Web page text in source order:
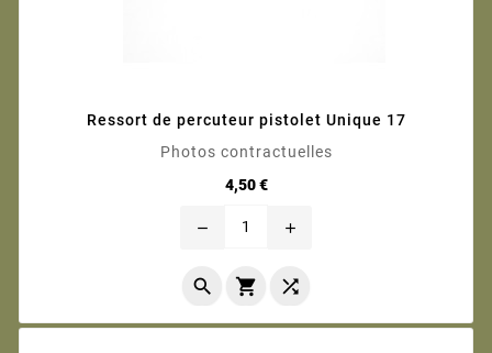
Ressort de percuteur pistolet Unique 17
Photos contractuelles
4,50 €Prix
remove add
  